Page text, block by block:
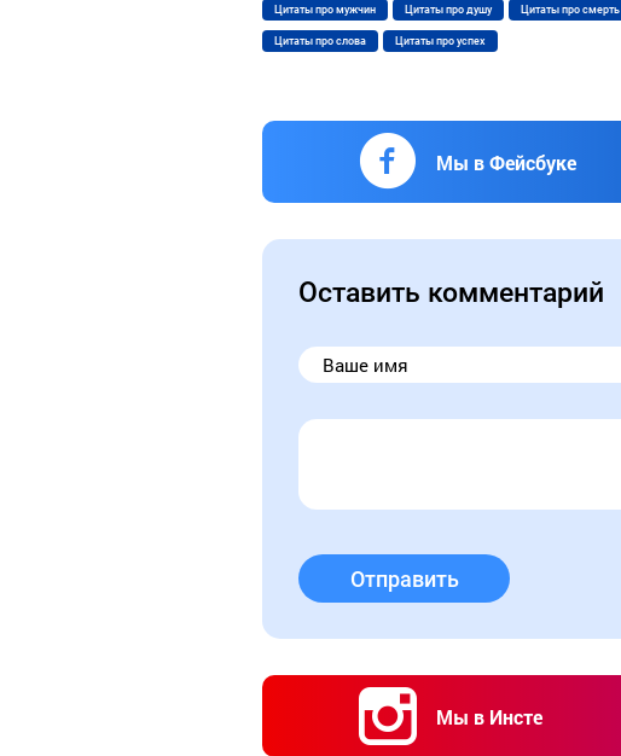
Цитаты про мужчин Цитаты про душу Цитаты про смерть
Цитаты про слова Цитаты про успех
Мы в Фейсбуке
Оставить комментарий
Отправить
Мы в Инсте